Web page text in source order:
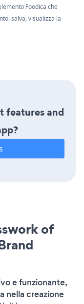
Foodica che
salva, visualizza la
features and
of
e funzionante,
nella creazione